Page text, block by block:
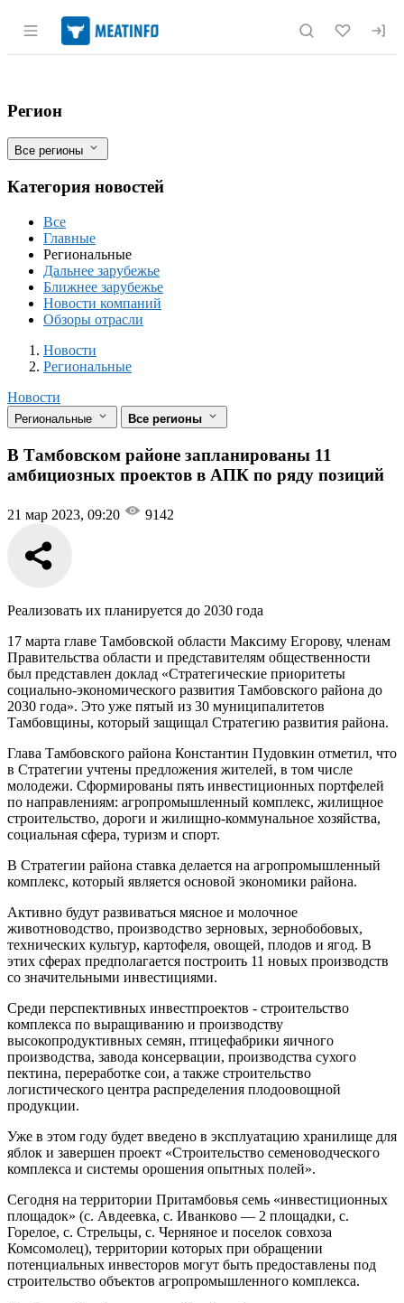
Раздел навигации по сайту
В Тамбовском районе запланированы
Фильтры
Регион
Все регионы
Категория новостей
Все
Главные
Региональные
Дальнее зарубежье
Ближнее зарубежье
Новости компаний
Обзоры отрасли
Новости
Разделы
Новости
Региональные
Новости
Региональные Все регионы
В Тамбовском районе запланированы 11
амбициозных проектов в АПК по ряду позиций
21 мар 2023, 09:20 9142
Реализовать их планируется до 2030 года
17 марта главе Тамбовской области Максиму Егорову, членам
Правительства области и представителям общественности
был представлен доклад «Стратегические приоритеты
социально-экономического развития Тамбовского района до
2030 года». Это уже пятый из 30 муниципалитетов
Тамбовщины, который защищал Стратегию развития района.
Глава Тамбовского района Константин Пудовкин отметил, что
в Стратегии учтены предложения жителей, в том числе
молодежи. Сформированы пять инвестиционных портфелей
по направлениям: агропромышленный комплекс, жилищное
строительство, дороги и жилищно-коммунальное хозяйства,
социальная сфера, туризм и спорт.
В Стратегии района ставка делается на агропромышленный
комплекс, который является основой экономики района.
Активно будут развиваться мясное и молочное
животноводство, производство зерновых, зернобобовых,
технических культур, картофеля, овощей, плодов и ягод. В
этих сферах предполагается построить 11 новых производств
со значительными инвестициями.
Среди перспективных инвестпроектов - строительство
комплекса по выращиванию и производству
высокопродуктивных семян, птицефабрики яичного
производства, завода консервации, производства сухого
пектина, переработке сои, а также строительство
логистического центра распределения плодоовощной
продукции.
Уже в этом году будет введено в эксплуатацию хранилище для
яблок и завершен проект «Строительство семеноводческого
комплекса и системы орошения опытных полей».
Сегодня на территории Притамбовья семь «инвестиционных
площадок» (с. Авдеевка, с. Иванково — 2 площадки, с.
Горелое, с. Стрельцы, с. Черняное и поселок совхоза
Комсомолец), территории которых при обращении
потенциальных инвесторов могут быть предоставлены под
строительство объектов агропромышленного комплекса.